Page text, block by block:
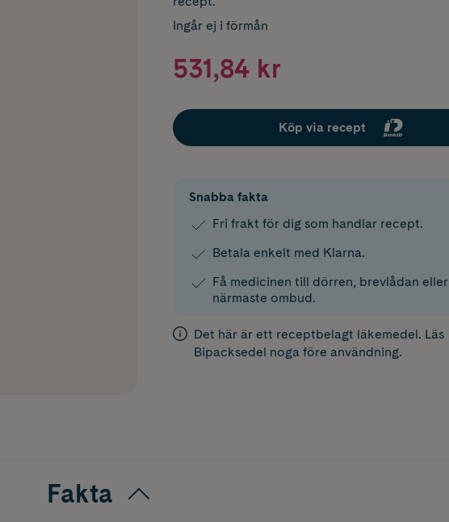
Ingår ej i förmån
531,84 kr
Köp via recept
Snabba fakta
Fri frakt för dig som handlar recept.
Betala enkelt med Klarna.
Få medicinen till dörren, brevlådan eller
närmaste ombud.
Det här är ett receptbelagt läkemedel. Läs
Bipacksedel noga före användning.
Fakta